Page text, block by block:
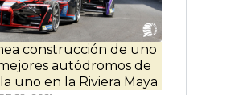
construcción de uno
autódromos de
uno en la Riviera Maya